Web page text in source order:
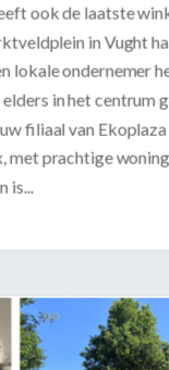
ook de laatste
in Vught
lokale ondernemer
in het centrum
filiaal van
met prachtige
is...